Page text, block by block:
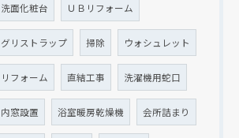
洗面化粧台 ＵＢリフォーム
グリストラップ 掃除 ウォシュレット
リフォーム 直結工事 洗濯機用蛇口
内窓設置 浴室暖房乾燥機 会所詰まり